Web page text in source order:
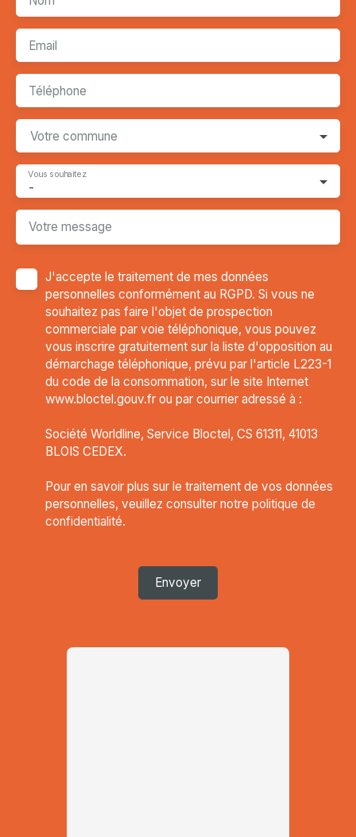
Email
Téléphone
Votre commune
-
Vous souhaitez
Votre message
J'accepte le traitement de mes données
personnelles conformément au RGPD. Si vous ne
souhaitez pas faire l'objet de prospection
commerciale par voie téléphonique, vous pouvez
vous inscrire gratuitement sur la liste d'opposition au
démarchage téléphonique, prévu par l'article L223-1
du code de la consommation, sur le site Internet
www.bloctel.gouv.fr ou par courrier adressé à :
Société Worldline, Service Bloctel, CS 61311, 41013
BLOIS CEDEX.
Pour en savoir plus sur le traitement de vos données
personnelles, veuillez consulter notre politique de
confidentialité.
Envoyer